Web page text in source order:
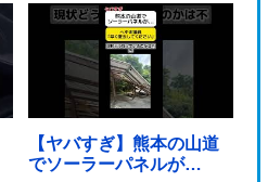
【ヤバすぎ】熊本の山道
でソーラーパネルが…